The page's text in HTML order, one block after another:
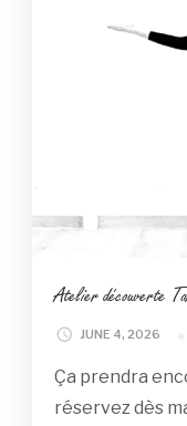
Atelier découverte
JUNE 4, 2026
Ça prendra
réservez dès